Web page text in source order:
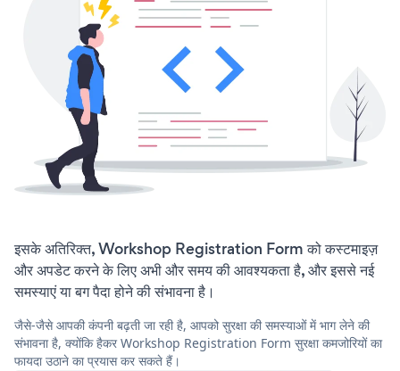
इसके अतिरिक्त, Workshop Registration Form को कस्टमाइज़
और अपडेट करने के लिए अभी और समय की आवश्यकता है, और इससे नई
समस्याएं या बग पैदा होने की संभावना है।
जैसे-जैसे आपकी कंपनी बढ़ती जा रही है, आपको सुरक्षा की समस्याओं में भाग लेने की
संभावना है, क्योंकि हैकर Workshop Registration Form सुरक्षा कमजोरियों का
फायदा उठाने का प्रयास कर सकते हैं।